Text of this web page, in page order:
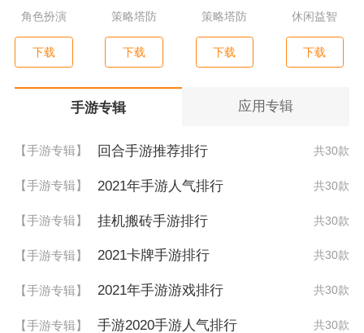
角色扮演
下载
策略塔防
下载
策略塔防
下载
休闲益智
下载
手游专辑 应用专辑
【手游专辑】 回合手游推荐排行 共30款
【手游专辑】 2021年手游人气排行 共30款
【手游专辑】 挂机搬砖手游排行 共30款
【手游专辑】 2021卡牌手游排行 共30款
【手游专辑】 2021年手游游戏排行 共30款
【手游专辑】 手游2020手游人气排行 共30款